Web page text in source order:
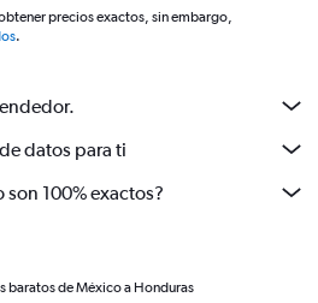
precios exactos, sin embargo,
.
datos para ti
son 100% exactos?
baratos de México a Honduras